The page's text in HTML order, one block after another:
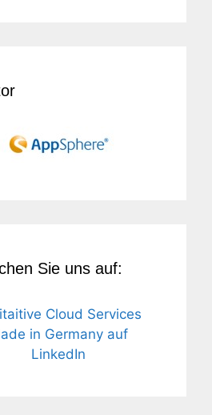
Sie uns auf: